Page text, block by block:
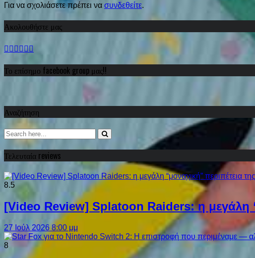
Για να σχολιάσετε πρέπει να συνδεθείτε.
Ακολουθήστε μας
Το επίσημο facebook group μας!!
Αναζήτηση
Τελευταία reviews
8.5
[Video Review] Splatoon Raiders: η μεγάλη
27 Ιούλ 2026 8:00 μμ
8